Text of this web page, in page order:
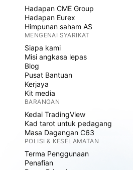
Hadapan CME Group
Hadapan Eurex
Himpunan saham AS
MENGENAI SYARIKAT
Siapa kami
Misi angkasa lepas
Blog
Pusat Bantuan
Kerjaya
Kit media
BARANGAN
Kedai TradingView
Kad tarot untuk pedagang
Masa Dagangan C63
POLISI & KESELAMATAN
Terma Penggunaan
Penafian